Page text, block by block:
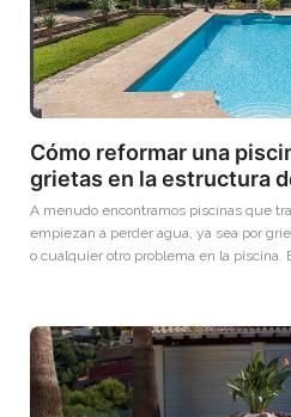
Cómo reformar una
grietas en la estructura
A menudo encontramos piscinas que
empiezan a perder agua, ya sea por
o cualquier otro problema en la piscina.